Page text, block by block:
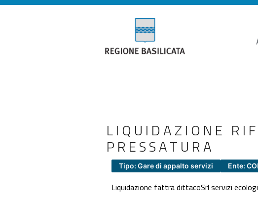
LIQUIDAZIONE
PRESSATURA
Tipo: Gare di appalto servizi Ente:
Liquidazione fattra dittacoSrl servizi